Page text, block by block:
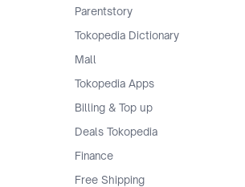
Parentstory
Tokopedia Dictionary
Mall
Tokopedia Apps
Billing & Top up
Deals Tokopedia
Finance
Free Shipping